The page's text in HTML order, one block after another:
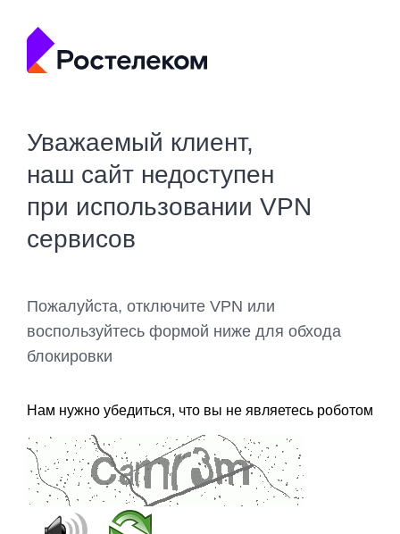
Уважаемый клиент,
наш сайт недоступен
при использовании VPN
сервисов
Пожалуйста, отключите VPN или
воспользуйтесь формой ниже для обхода
блокировки
Нам нужно убедиться, что вы не являетесь роботом